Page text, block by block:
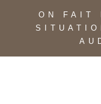
ON FAIT